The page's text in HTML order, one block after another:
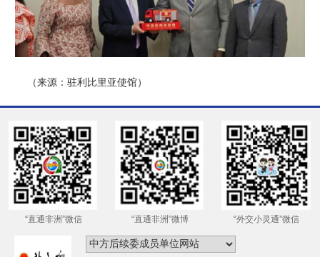
（来源：驻利比里亚使馆）
“直通非洲”微信 “直通非洲”微博 “外交小灵通”微信